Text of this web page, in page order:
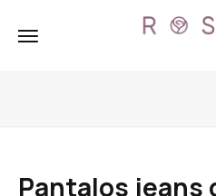
Pantalos jeans